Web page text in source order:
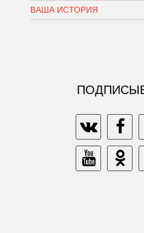
ВАША ИСТОРИЯ